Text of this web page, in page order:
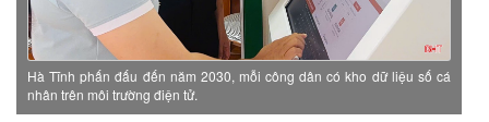
Hà Tĩnh phấn đấu đến năm 2030, mỗi công dân có kho dữ liệu số cá
nhân trên môi trường điện tử.